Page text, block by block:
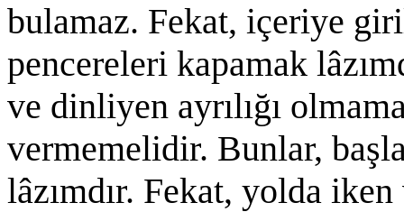
bulamaz. Fekat, içeriye
pencereleri kapamak
ve dinliyen ayrılığı
vermemelidir. Bunlar,
lâzımdır. Fekat, yolda